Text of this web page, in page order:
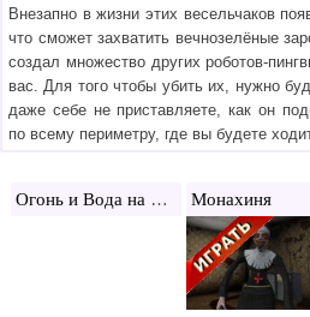
Внезапно в жизни этих весельчаков
что сможет захватить вечнозелёные
создал множество других роботов-
вас. Для того чтобы убить их, нужно
даже себе не приставляете, как он
по всему периметру, где вы будете
Огонь и Вода на Жутком Острове 3 Монахиня